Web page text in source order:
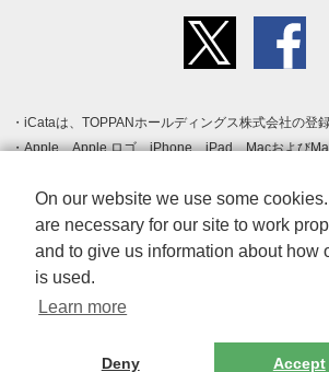
iCataは、TOPPANホールディングス株式会社の登録
Apple、Apple ロゴ、iPhone、iPad、Macおよび
登録された Apple Inc. の商標です。App Store は
クです。
Android、Google Play および Google Play ロゴ
す。
Windows は Microsoft Inc.の米国およびその他の国
標です。
Adobe、Adobe Reader、Adobe PDF は、Adobe
その他、記載されている会社名、商品名、ロゴは
On our website we use some
are necessary for our site to work
and to give us information about how
is used.
Learn more
Deny Accept